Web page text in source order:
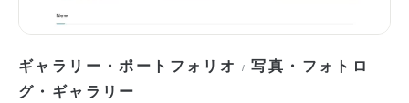
ギャラリー・ポートフォリオ /写真・フォトロ
グ・ギャラリー